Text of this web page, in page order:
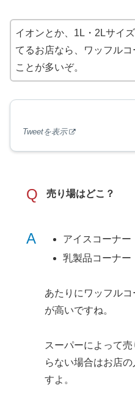
イオンとか、1L・2Lサイ
てるお店なら、ワッフル
ことが多いぞ。
Tweetを表示
Q 売り場はどこ？
A
アイスコーナー
乳製品コーナー
あたりにワッフル
が高いですね。
スーパーによって
らない場合はお店
すよ。